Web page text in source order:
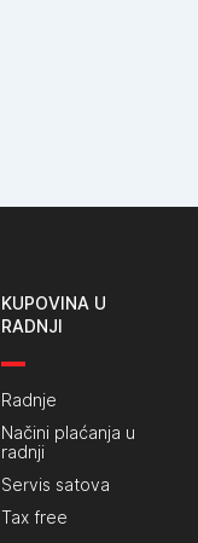
KUPOVINA U
RADNJI
Radnje
Načini plaćanja u
radnji
Servis satova
Tax free